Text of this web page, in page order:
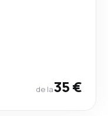
de la35 €